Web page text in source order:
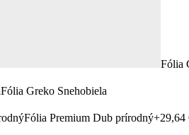
Fólia
Fólia Greko Snehobiela
Fólia Premium Dub prírodný+29,64